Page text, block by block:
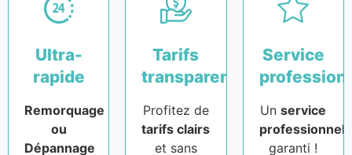
Ultra-
rapide
Remorquage
ou
Dépannage
Tarifs
transparents
Profitez de
tarifs clairs
et sans
Service
Unservice
professionnel
garanti !